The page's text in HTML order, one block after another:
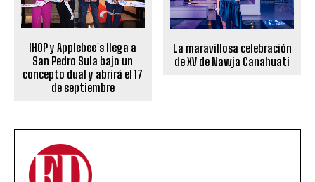
IHOP y Applebee´s llega a
San Pedro Sula bajo un
concepto dual y abrirá el 17
de septiembre
La maravillosa celebración
de XV de Nawja Canahuati